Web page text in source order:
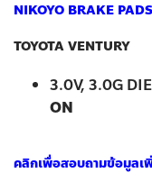
NIKOYO BRAKE
TOYOTA VENTURY
3.0V, 3.0G
ON
คลิกเพื่อสอบถามข้อมูลเ